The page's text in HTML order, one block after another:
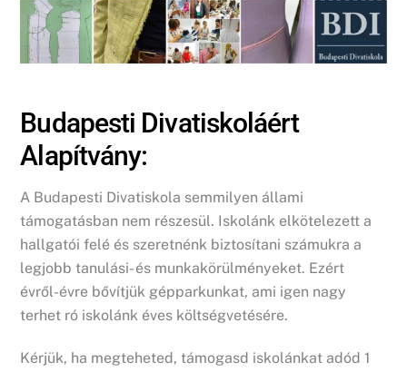
Budapesti Divatiskoláért
Alapítvány:
A Budapesti Divatiskola semmilyen állami
támogatásban nem részesül. Iskolánk elkötelezett a
hallgatói felé és szeretnénk biztosítani számukra a
legjobb tanulási- és munkakörülményeket. Ezért
évről-évre bővítjük gépparkunkat, ami igen nagy
terhet ró iskolánk éves költségvetésére.
Kérjük, ha megteheted, támogasd iskolánkat adód 1